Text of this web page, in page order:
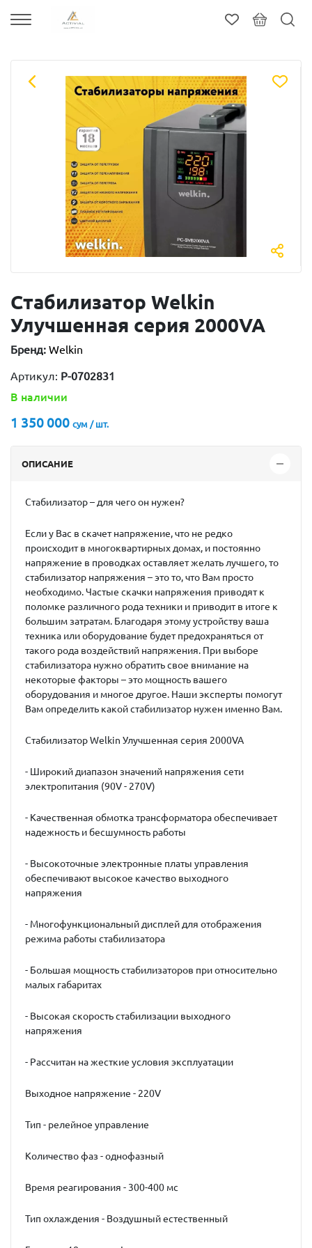
Стабилизатор Welkin
Улучшенная серия 2000VA
Бренд: Welkin
Артикул: P-0702831
В наличии
1 350 000 сум / шт.
ОПИСАНИЕ
Стабилизатор – для чего он нужен?
Если у Вас в скачет напряжение, что не редко
происходит в многоквартирных домах, и постоянно
напряжение в проводках оставляет желать лучшего, то
стабилизатор напряжения – это то, что Вам просто
необходимо. Частые скачки напряжения приводят к
поломке различного рода техники и приводит в итоге к
большим затратам. Благодаря этому устройству ваша
техника или оборудование будет предохраняться от
такого рода воздействий напряжения. При выборе
стабилизатора нужно обратить свое внимание на
некоторые факторы – это мощность вашего
оборудования и многое другое. Наши эксперты помогут
Вам определить какой стабилизатор нужен именно Вам.
Стабилизатор Welkin Улучшенная серия 2000VA
- Широкий диапазон значений напряжения сети
электропитания (90V - 270V)
- Качественная обмотка трансформатора обеспечивает
надежность и бесшумность работы
- Высокоточные электронные платы управления
обеспечивают высокое качество выходного
напряжения
- Многофункциональный дисплей для отображения
режима работы стабилизатора
- Большая мощность стабилизаторов при относительно
малых габаритах
- Высокая скорость стабилизации выходного
напряжения
- Рассчитан на жесткие условия эксплуатации
Выходное напряжение - 220V
Тип - релейное управление
Количество фаз - однофазный
Время реагирования - 300-400 мс
Тип охлаждения - Воздушный естественный